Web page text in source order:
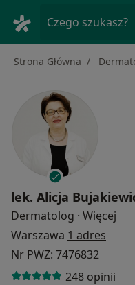
Czego szukasz?
Strona Główna
lek. Alicja
Dermatolog · Więcej
Warszawa 1 adres
Nr PWZ: 7476832
248 opinii